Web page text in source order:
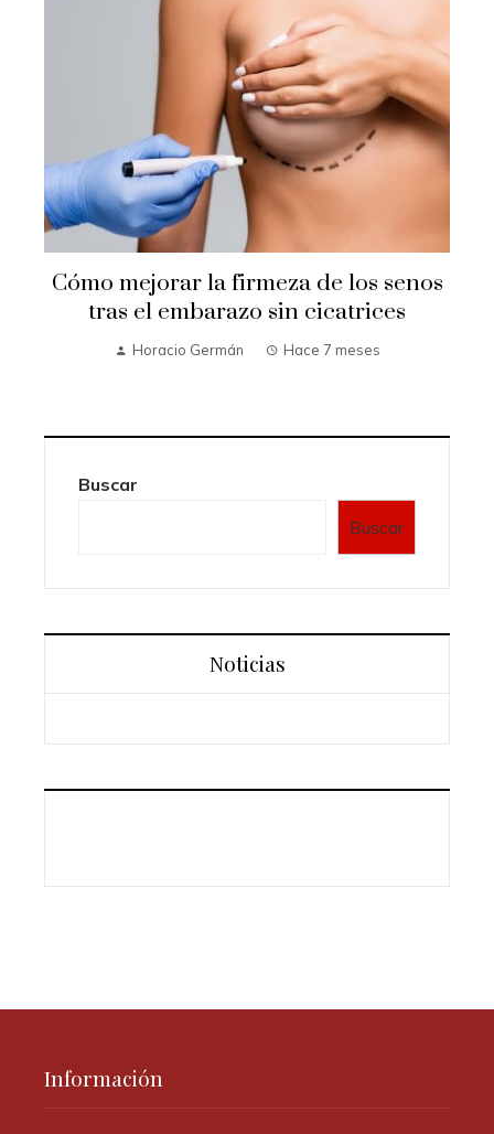
Cómo mejorar la firmeza de los senos
tras el embarazo sin cicatrices
Horacio Germán Hace 7 meses
Buscar
Buscar
Noticias
Información